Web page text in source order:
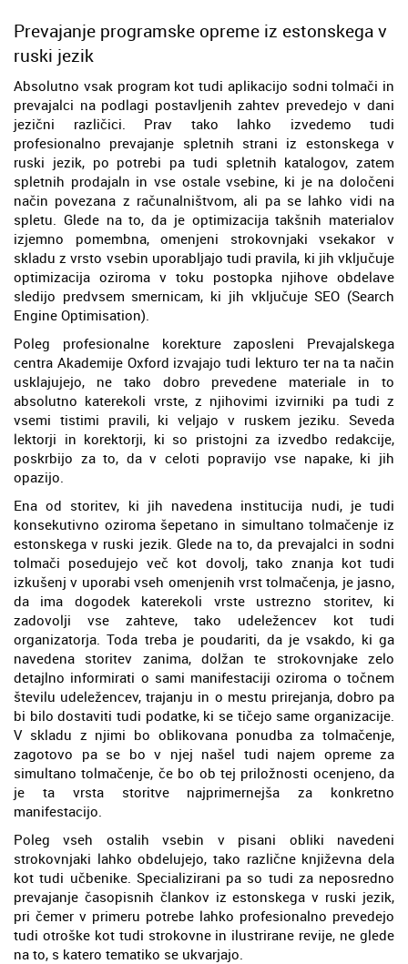
Prevajanje programske opreme iz estonskega v
ruski jezik
Absolutno vsak program kot tudi aplikacijo sodni tolmači in
prevajalci na podlagi postavljenih zahtev prevedejo v dani
jezični različici. Prav tako lahko izvedemo tudi
profesionalno prevajanje spletnih strani iz estonskega v
ruski jezik, po potrebi pa tudi spletnih katalogov, zatem
spletnih prodajaln in vse ostale vsebine, ki je na določeni
način povezana z računalništvom, ali pa se lahko vidi na
spletu. Glede na to, da je optimizacija takšnih materialov
izjemno pomembna, omenjeni strokovnjaki vsekakor v
skladu z vrsto vsebin uporabljajo tudi pravila, ki jih vključuje
optimizacija oziroma v toku postopka njihove obdelave
sledijo predvsem smernicam, ki jih vključuje SEO (Search
Engine Optimisation).
Poleg profesionalne korekture zaposleni Prevajalskega
centra Akademije Oxford izvajajo tudi lekturo ter na ta način
usklajujejo, ne tako dobro prevedene materiale in to
absolutno katerekoli vrste, z njihovimi izvirniki pa tudi z
vsemi tistimi pravili, ki veljajo v ruskem jeziku. Seveda
lektorji in korektorji, ki so pristojni za izvedbo redakcije,
poskrbijo za to, da v celoti popravijo vse napake, ki jih
opazijo.
Ena od storitev, ki jih navedena institucija nudi, je tudi
konsekutivno oziroma šepetano in simultano tolmačenje iz
estonskega v ruski jezik. Glede na to, da prevajalci in sodni
tolmači posedujejo več kot dovolj, tako znanja kot tudi
izkušenj v uporabi vseh omenjenih vrst tolmačenja, je jasno,
da ima dogodek katerekoli vrste ustrezno storitev, ki
zadovolji vse zahteve, tako udeležencev kot tudi
organizatorja. Toda treba je poudariti, da je vsakdo, ki ga
navedena storitev zanima, dolžan te strokovnjake zelo
detajlno informirati o sami manifestaciji oziroma o točnem
številu udeležencev, trajanju in o mestu prirejanja, dobro pa
bi bilo dostaviti tudi podatke, ki se tičejo same organizacije.
V skladu z njimi bo oblikovana ponudba za tolmačenje,
zagotovo pa se bo v njej našel tudi najem opreme za
simultano tolmačenje, če bo ob tej priložnosti ocenjeno, da
je ta vrsta storitve najprimernejša za konkretno
manifestacijo.
Poleg vseh ostalih vsebin v pisani obliki navedeni
strokovnjaki lahko obdelujejo, tako različne književna dela
kot tudi učbenike. Specializirani pa so tudi za neposredno
prevajanje časopisnih člankov iz estonskega v ruski jezik,
pri čemer v primeru potrebe lahko profesionalno prevedejo
tudi otroške kot tudi strokovne in ilustrirane revije, ne glede
na to, s katero tematiko se ukvarjajo.